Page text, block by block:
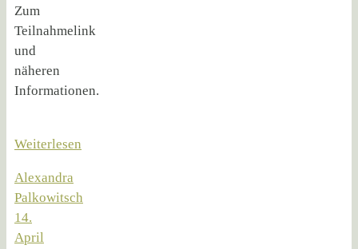
Zum
Teilnahmelink
und
näheren
Informationen.
Weiterlesen
Alexandra
Palkowitsch
14.
April